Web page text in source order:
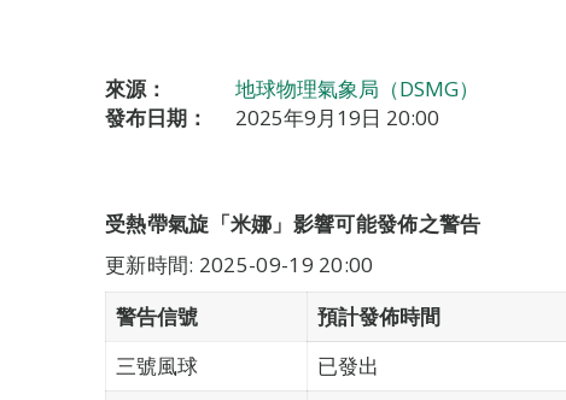
來源：
地球物理氣象局（DSMG）
發布日期：
2025年9月19日 20:00
受熱帶氣旋「米娜」影響可能發佈之警告
更新時間: 2025-09-19 20:00
警告信號
預計發佈時間
三號風球
已發出